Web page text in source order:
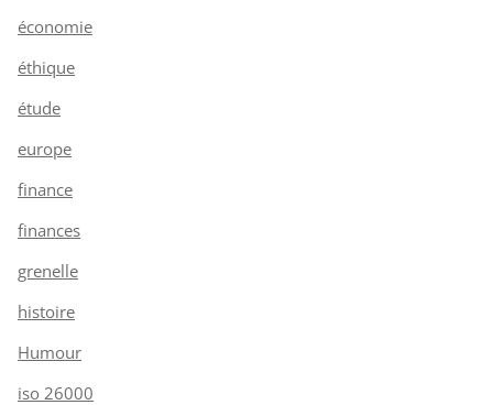
économie
éthique
étude
europe
finance
finances
grenelle
histoire
Humour
iso 26000